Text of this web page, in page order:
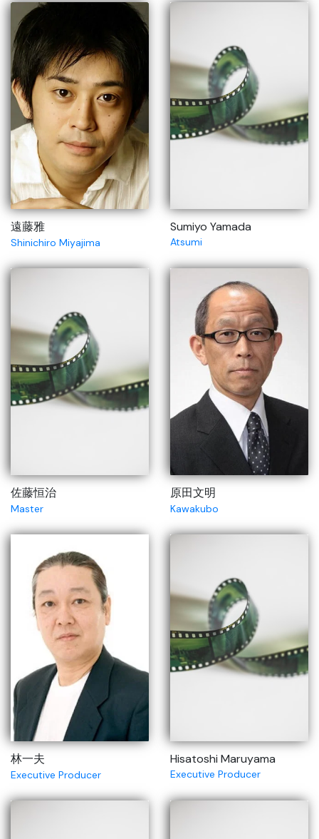
遠藤雅
Shinichiro Miyajima
Sumiyo Yamada
Atsumi
佐藤恒治
Master
原田文明
Kawakubo
林一夫
Executive Producer
Hisatoshi Maruyama
Executive Producer